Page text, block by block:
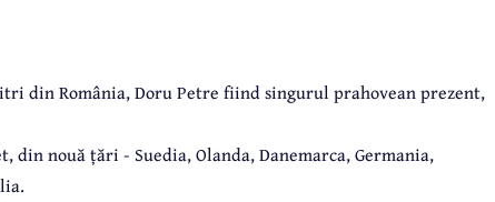
din România, Doru Petre fiind singurul prahovean prezent,
nouă țări - Suedia, Olanda, Danemarca, Germania,